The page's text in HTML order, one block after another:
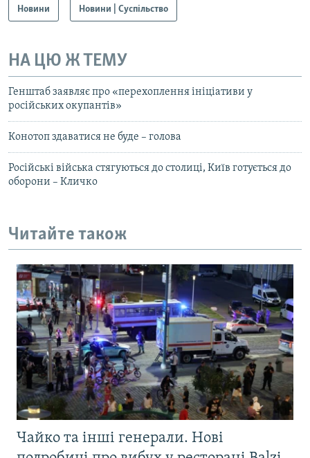
Новини Новини | Суспільство
НА ЦЮ Ж ТЕМУ
Генштаб заявляє про «перехоплення ініціативи у
російських окупантів»
Конотоп здаватися не буде – голова
Російські війська стягуються до столиці, Київ готується до
оборони – Кличко
Читайте також
Чайко та інші генерали. Нові